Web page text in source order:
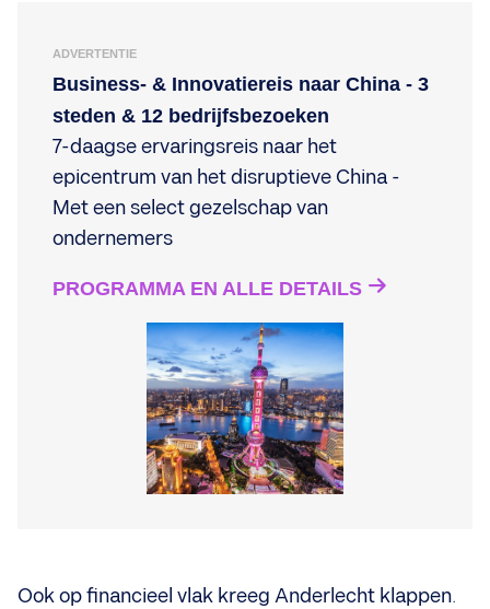
ADVERTENTIE
Business- & Innovatiereis naar China - 3
steden & 12 bedrijfsbezoeken
7-daagse ervaringsreis naar het
epicentrum van het disruptieve China -
Met een select gezelschap van
ondernemers
PROGRAMMA EN ALLE DETAILS
Ook op financieel vlak kreeg Anderlecht klappen.